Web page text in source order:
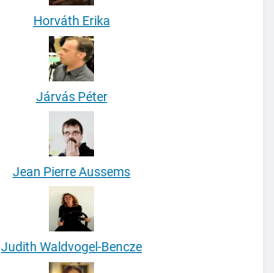
Horváth Erika
Járvás Péter
Jean Pierre Aussems
Judith Waldvogel-Bencze